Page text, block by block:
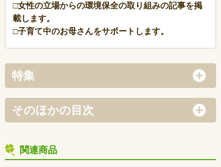
□女性の立場からの環境保全の取り組みの記事を掲
載します。
□子育て中のお母さんをサポートします。
特集
そのほかの目次
関連商品